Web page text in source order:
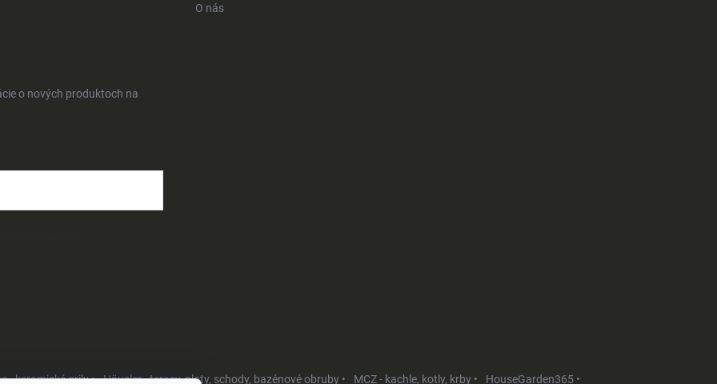
O nás
o nových produktoch na
- keramické grily • Häusler - terasy, ploty, schody, bazénové obruby • MCZ - kachle, kotly, krby • HouseGarden365 •